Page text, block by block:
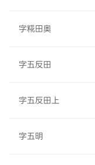
字糀田奥
字五反田
字五反田上
字五明